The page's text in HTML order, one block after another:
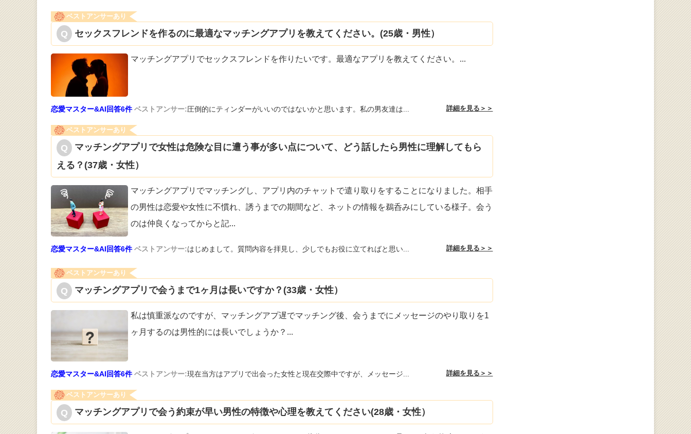
ベストアンサーあり
セックスフレンドを作るのに最適なマッチングアプリを教えてください。(25歳・男性）
マッチングアプリでセックスフレンドを作りたいです。最適なアプリを教えてください。 ...
恋愛マスター&AI回答6件 ベストアンサー:圧倒的にティンダーがいいのではないかと思います。私の男友達は... 詳細を見る＞＞
ベストアンサーあり
マッチングアプリで女性は危険な目に遭う事が多い点について、どう話したら男性に理解してもら
える？(37歳・女性）
マッチングアプリでマッチングし、アプリ内のチャットで遣り取りをすることになりました。相手
の男性は恋愛や女性に不慣れ、誘うまでの期間など、ネットの情報を鵜呑みにしている様子。会う
のは仲良くなってからと記...
恋愛マスター&AI回答6件 ベストアンサー:はじめまして。質問内容を拝見し、少しでもお役に立てればと思い... 詳細を見る＞＞
ベストアンサーあり
マッチングアプリで会うまで1ヶ月は長いですか？(33歳・女性）
私は慎重派なのですが、マッチングアプ遅でマッチング後、会うまでにメッセージのやり取りを1
ヶ月するのは男性的には長いでしょうか？ ...
恋愛マスター&AI回答6件 ベストアンサー:現在当方はアプリで出会った女性と現在交際中ですが、メッセージ... 詳細を見る＞＞
ベストアンサーあり
マッチングアプリで会う約束が早い男性の特徴や心理を教えてください(28歳・女性）